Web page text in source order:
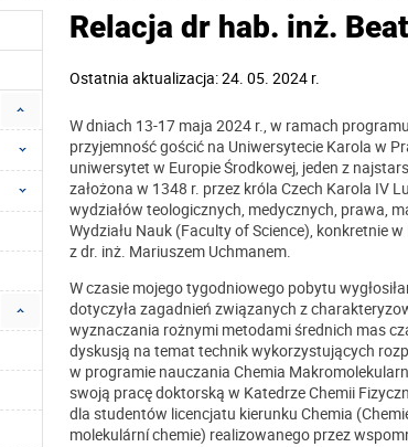
Relacja dr hab. inż.
Ostatnia aktualizacja: 24. 05. 2024 r.
W dniach 13-17 maja 2024 r., w ramach
przyjemność gościć na Uniwersytecie Karola w
uniwersytet w Europie Środkowej, jeden z
założona w 1348 r. przez króla Czech Karola IV
wydziałów teologicznych, medycznych, prawa,
Wydziału Nauk (Faculty of Science), konkretnie
z dr. inż. Mariuszem Uchmanem.
W czasie mojego tygodniowego pobytu
dotyczyła zagadnień związanych z
wyznaczania rożnymi metodami średnich mas
dyskusją na temat technik wykorzystujących
w programie nauczania Chemia
swoją pracę doktorską w Katedrze Chemii
dla studentów licencjatu kierunku Chemia
molekulární chemie) realizowanego przez